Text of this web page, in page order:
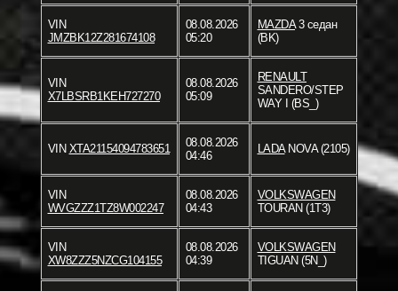
VIN
JMZBK12Z281674108
08.08.2026
05:20
MAZDA3 седан
(BK)
VIN
X7LBSRB1KEH727270
08.08.2026
05:09
RENAULT
SANDERO/STEP
WAY I (BS_)
VIN XTA21154094783651
08.08.2026
04:46
LADANOVA (2105)
VIN
WVGZZZ1TZ8W002247
08.08.2026
04:43
VOLKSWAGEN
TOURAN (1T3)
VIN
XW8ZZZ5NZCG104155
08.08.2026
04:39
VOLKSWAGEN
TIGUAN (5N_)